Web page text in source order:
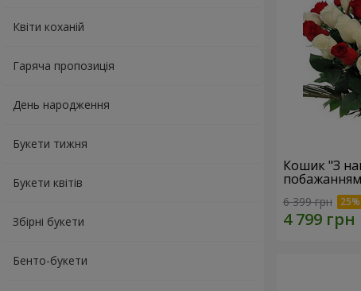
Квіти коханій
Гаряча пропозиція
День народження
Букети тижня
Букети квітів
Збірні букети
Бенто-букети
Кошик "З
6 399 грн